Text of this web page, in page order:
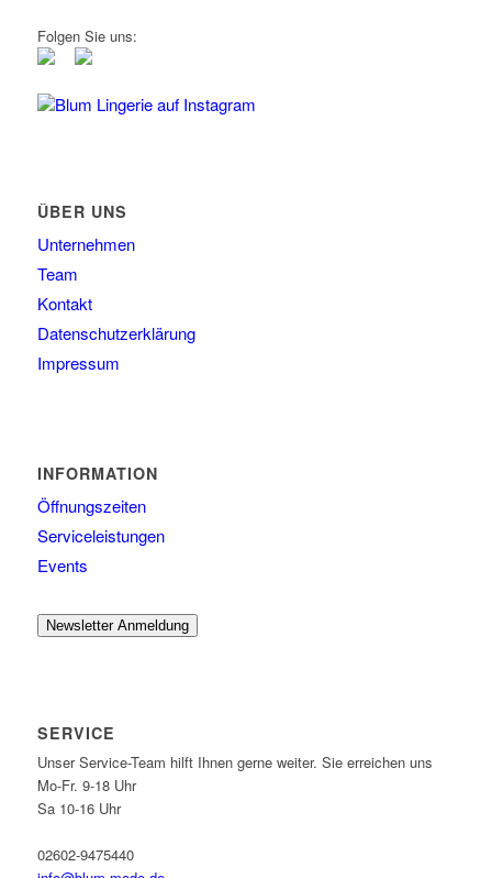
Folgen Sie uns:
Blum Lingerie auf Instagram
ÜBER UNS
Unternehmen
Team
Kontakt
Datenschutzerklärung
Impressum
INFORMATION
Öffnungszeiten
Serviceleistungen
Events
Newsletter Anmeldung
SERVICE
Unser Service-Team hilft Ihnen gerne weiter. Sie erreichen uns
Mo-Fr. 9-18 Uhr
Sa 10-16 Uhr
02602-9475440